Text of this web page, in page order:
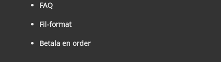
FAQ
Fil-format
Betala en order